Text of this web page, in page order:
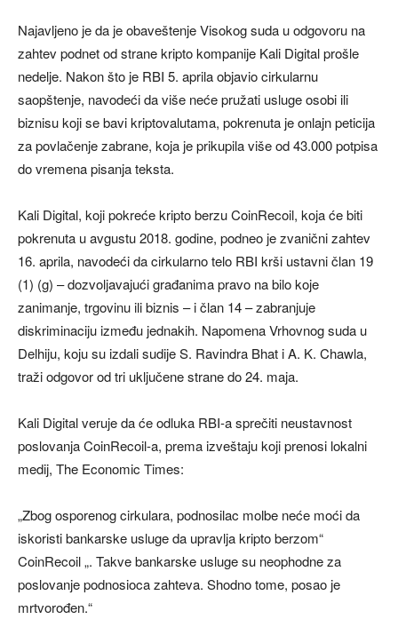
Najavljeno je da je obaveštenje Visokog suda u odgovoru na
zahtev podnet od strane kripto kompanije Kali Digital prošle
nedelje. Nakon što je RBI 5. aprila objavio cirkularnu
saopštenje, navodeći da više neće pružati usluge osobi ili
biznisu koji se bavi kriptovalutama, pokrenuta je onlajn peticija
za povlačenje zabrane, koja je prikupila više od 43.000 potpisa
do vremena pisanja teksta.
Kali Digital, koji pokreće kripto berzu CoinRecoil, koja će biti
pokrenuta u avgustu 2018. godine, podneo je zvanični zahtev
16. aprila, navodeći da cirkularno telo RBI krši ustavni član 19
(1) (g) – dozvoljavajući građanima pravo na bilo koje
zanimanje, trgovinu ili biznis – i član 14 – zabranjuje
diskriminaciju između jednakih. Napomena Vrhovnog suda u
Delhiju, koju su izdali sudije S. Ravindra Bhat i A. K. Chawla,
traži odgovor od tri uključene strane do 24. maja.
Kali Digital veruje da će odluka RBI-a sprečiti neustavnost
poslovanja CoinRecoil-a, prema izveštaju koji prenosi lokalni
medij, The Economic Times:
„Zbog osporenog cirkulara, podnosilac molbe neće moći da
iskoristi bankarske usluge da upravlja kripto berzom“
CoinRecoil „. Takve bankarske usluge su neophodne za
poslovanje podnosioca zahteva. Shodno tome, posao je
mrtvorođen.“